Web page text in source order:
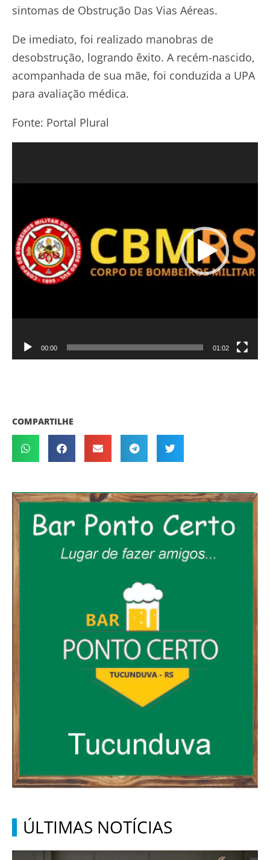
sintomas de Obstrução Das Vias Aéreas.
De imediato, foi realizado manobras de
desobstrução, logrando êxito. A recém-nascido,
acompanhada de sua mãe, foi conduzida a UPA
para avaliação médica.
Fonte: Portal Plural
vídeo
00:00 01:02
COMPARTILHE
ÚLTIMAS NOTÍCIAS